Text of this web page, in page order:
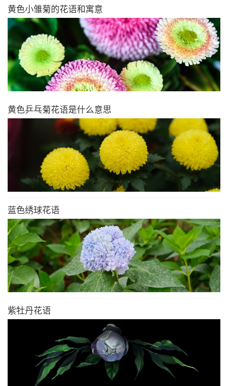
黄色小雏菊的花语和寓意
黄色乒乓菊花语是什么意思
蓝色绣球花语
紫牡丹花语